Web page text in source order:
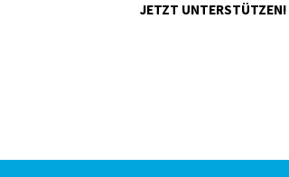
JETZT UNTERSTÜTZEN!